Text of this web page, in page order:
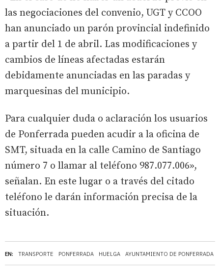
EN: TRANSPORTE PONFERRADA HUELGA AYUNTAMIENTO DE PONFERRADA
las negociaciones del convenio, UGT y CCOO
han anunciado un parón provincial indefinido
a partir del 1 de abril. Las modificaciones y
cambios de líneas afectadas estarán
debidamente anunciadas en las paradas y
marquesinas del municipio.
Para cualquier duda o aclaración los usuarios
de Ponferrada pueden acudir a la oficina de
SMT, situada en la calle Camino de Santiago
número 7 o llamar al teléfono 987.077.006»,
señalan. En este lugar o a través del citado
teléfono le darán información precisa de la
situación.